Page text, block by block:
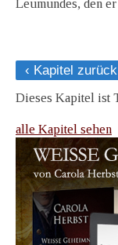
Leumundes, den er
‹ Kapitel zurück
Dieses Kapitel ist
alle Kapitel sehen